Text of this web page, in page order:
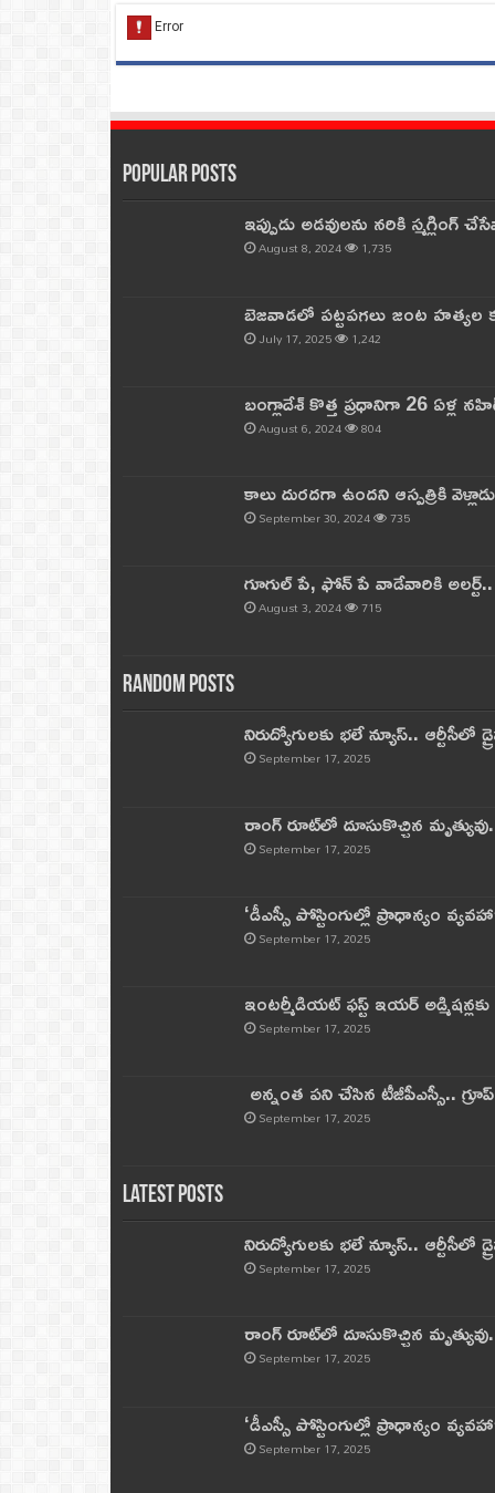
Popular Posts
ఇప్పుడు అడవులను నరికి
August 8, 2024 1,735
బెజవాడలో పట్టపగలు జంట
July 17, 2025 1,242
బంగ్లాదేశ్ కొత్త ప్రధానిగా 26 ఏళ్ల
August 6, 2024 804
కాలు దురదగా ఉందని ఆస్పత్రికి
September 30, 2024 735
గూగుల్ పే, ఫోన్ పే వాడేవారికి
August 3, 2024 715
Random Posts
నిరుద్యోగులకు భలే న్యూస్.. ఆర్టీసీలో
September 17, 2025
రాంగ్ రూట్‌లో దూసుకొచ్చిన
September 17, 2025
‘డీఎస్సీ పోస్టింగుల్లో ప్రాధాన్యం
September 17, 2025
ఇంటర్మీడియట్ ఫస్ట్‌ ఇయర్‌
September 17, 2025
అన్నంత పని చేసిన టీజీపీఎస్సీ..
September 17, 2025
Latest Posts
నిరుద్యోగులకు భలే న్యూస్.. ఆర్టీసీలో
September 17, 2025
రాంగ్ రూట్‌లో దూసుకొచ్చిన
September 17, 2025
‘డీఎస్సీ పోస్టింగుల్లో ప్రాధాన్యం
September 17, 2025